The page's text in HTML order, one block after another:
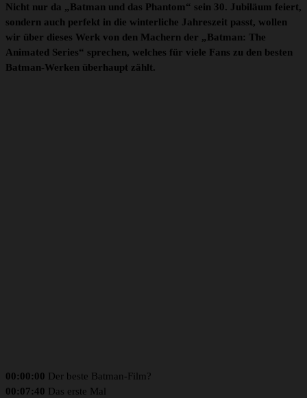
Nicht nur da „Batman und das Phantom“ sein 30. Jubiläum feiert,
sondern auch perfekt in die winterliche Jahreszeit passt, wollen
wir über dieses Werk von den Machern der „Batman: The
Animated Series“ sprechen, welches für viele Fans zu den besten
Batman-Werken überhaupt zählt.
00:00:00 Der beste Batman-Film?
00:07:40 Das erste Mal